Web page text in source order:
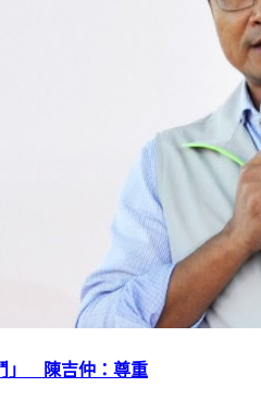
」 陳吉仲：尊重